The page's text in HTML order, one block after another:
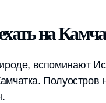
на
вспоминают
Полуостров